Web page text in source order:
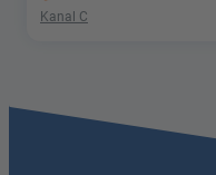
Kanal C